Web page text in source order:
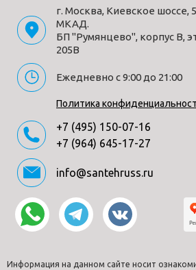
г. Москва, Киевское шоссе,
МКАД.
БП "Румянцево", корпус В,
205В
Ежедневно с 9:00 до 21:00
Политика
+7 (495) 150-07-16
+7 (964) 645-17-27
info@santehruss.ru
Информация на данном сайте носит